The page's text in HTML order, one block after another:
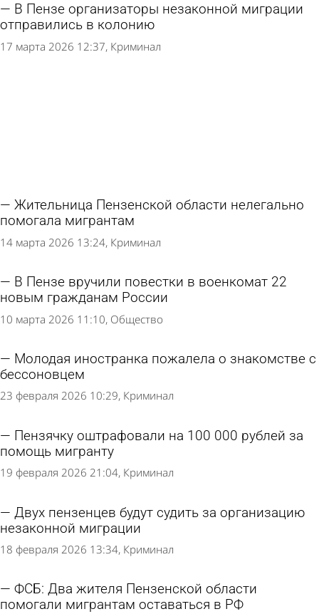
В Пензе организаторы незаконной миграции
отправились в колонию
17 марта 2026 12:37 Криминал
Жительница Пензенской области нелегально
помогала мигрантам
14 марта 2026 13:24 Криминал
В Пензе вручили повестки в военкомат 22
новым гражданам России
10 марта 2026 11:10 Общество
Молодая иностранка пожалела о знакомстве с
бессоновцем
23 февраля 2026 10:29 Криминал
Пензячку оштрафовали на 100 000 рублей за
помощь мигранту
19 февраля 2026 21:04 Криминал
Двух пензенцев будут судить за организацию
незаконной миграции
18 февраля 2026 13:34 Криминал
ФСБ: Два жителя Пензенской области
помогали мигрантам оставаться в РФ